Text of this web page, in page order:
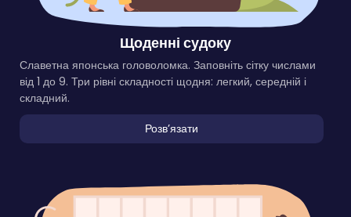
Щоденні судоку
Славетна японська головоломка. Заповніть сітку числами
від 1 до 9. Три рівні складності щодня: легкий, середній і
складний.
Розвʼязати